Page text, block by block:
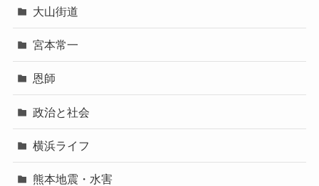
大山街道
宮本常一
恩師
政治と社会
横浜ライフ
熊本地震・水害